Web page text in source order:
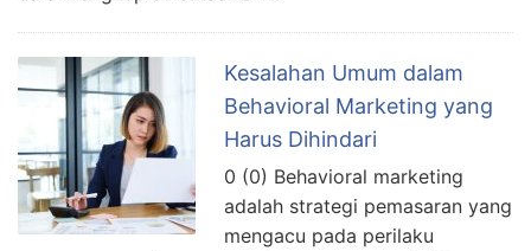
Kesalahan Umum dalam
Behavioral Marketing yang
Harus Dihindari
0 (0) Behavioral marketing
adalah strategi pemasaran yang
mengacu pada perilaku